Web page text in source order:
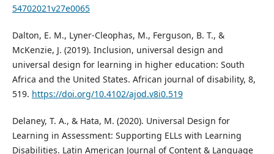
54702021v27e0065
Dalton, E. M., Lyner-Cleophas, M., Ferguson, B. T., &
McKenzie, J. (2019). Inclusion, universal design and
universal design for learning in higher education: South
Africa and the United States. African journal of disability, 8,
519. https://doi.org/10.4102/ajod.v8i0.519
Delaney, T. A., & Hata, M. (2020). Universal Design for
Learning in Assessment: Supporting ELLs with Learning
Disabilities. Latin American Journal of Content & Language